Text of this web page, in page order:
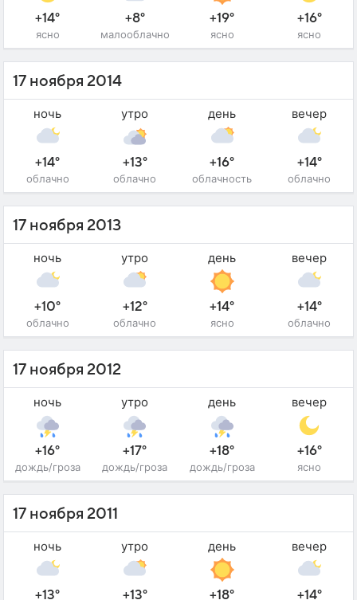
+14°
ясно
+8°
малооблачно
+19°
ясно
+16°
ясно
17 ноября 2014
ночь
+14°
облачно
утро
+13°
облачно
день
+16°
облачность
вечер
+14°
облачно
17 ноября 2013
ночь
+10°
облачно
утро
+12°
облачно
день
+14°
ясно
вечер
+14°
облачно
17 ноября 2012
ночь
+16°
дождь/гроза
утро
+17°
дождь/гроза
день
+18°
дождь/гроза
вечер
+16°
ясно
17 ноября 2011
ночь
+13°
утро
+13°
день
+18°
вечер
+14°